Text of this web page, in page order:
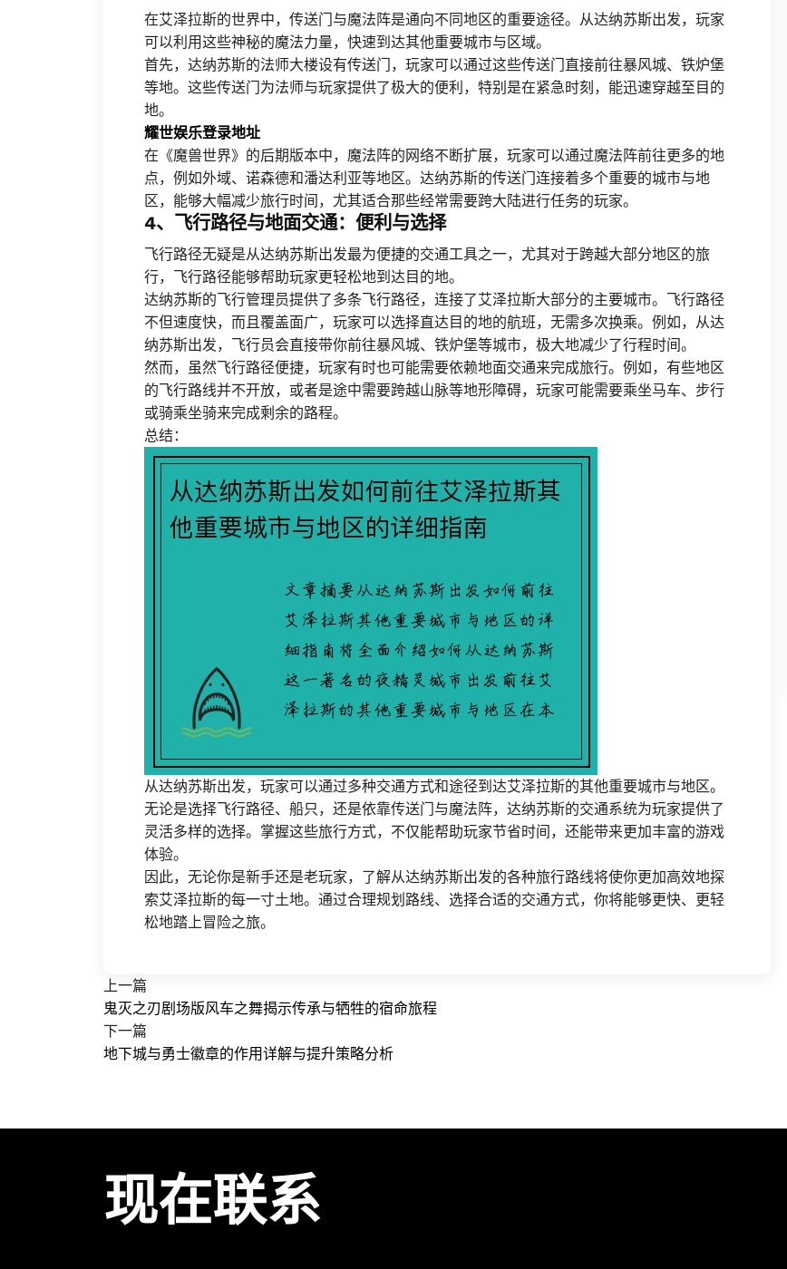
在艾泽拉斯的世界中，传送门与魔法阵是通向不同地区的重要途径。从达纳苏斯出发，玩家
可以利用这些神秘的魔法力量，快速到达其他重要城市与区域。
首先，达纳苏斯的法师大楼设有传送门，玩家可以通过这些传送门直接前往暴风城、铁炉堡
等地。这些传送门为法师与玩家提供了极大的便利，特别是在紧急时刻，能迅速穿越至目的
地。
耀世娱乐登录地址
在《魔兽世界》的后期版本中，魔法阵的网络不断扩展，玩家可以通过魔法阵前往更多的地
点，例如外域、诺森德和潘达利亚等地区。达纳苏斯的传送门连接着多个重要的城市与地
区，能够大幅减少旅行时间，尤其适合那些经常需要跨大陆进行任务的玩家。
4、飞行路径与地面交通：便利与选择
飞行路径无疑是从达纳苏斯出发最为便捷的交通工具之一，尤其对于跨越大部分地区的旅
行，飞行路径能够帮助玩家更轻松地到达目的地。
达纳苏斯的飞行管理员提供了多条飞行路径，连接了艾泽拉斯大部分的主要城市。飞行路径
不但速度快，而且覆盖面广，玩家可以选择直达目的地的航班，无需多次换乘。例如，从达
纳苏斯出发，飞行员会直接带你前往暴风城、铁炉堡等城市，极大地减少了行程时间。
然而，虽然飞行路径便捷，玩家有时也可能需要依赖地面交通来完成旅行。例如，有些地区
的飞行路线并不开放，或者是途中需要跨越山脉等地形障碍，玩家可能需要乘坐马车、步行
或骑乘坐骑来完成剩余的路程。
总结：
从达纳苏斯出发，玩家可以通过多种交通方式和途径到达艾泽拉斯的其他重要城市与地区。
无论是选择飞行路径、船只，还是依靠传送门与魔法阵，达纳苏斯的交通系统为玩家提供了
灵活多样的选择。掌握这些旅行方式，不仅能帮助玩家节省时间，还能带来更加丰富的游戏
体验。
因此，无论你是新手还是老玩家，了解从达纳苏斯出发的各种旅行路线将使你更加高效地探
索艾泽拉斯的每一寸土地。通过合理规划路线、选择合适的交通方式，你将能够更快、更轻
松地踏上冒险之旅。
上一篇
鬼灭之刃剧场版风车之舞揭示传承与牺牲的宿命旅程
下一篇
地下城与勇士徽章的作用详解与提升策略分析
现在联系